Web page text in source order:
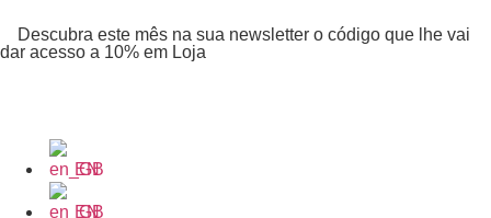
Descubra este mês na sua newsletter o código que lhe vai
dar acesso a 10% em Loja
EN
EN